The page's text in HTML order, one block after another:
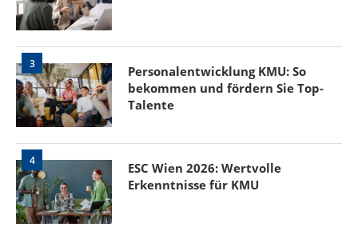
3
Personalentwicklung KMU: So
bekommen und fördern Sie Top-
Talente
4
ESC Wien 2026: Wertvolle
Erkenntnisse für KMU